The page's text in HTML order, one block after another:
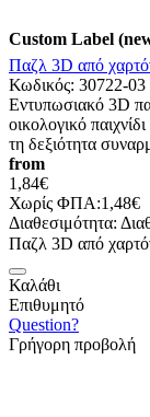
Custom Label
Παζλ 3D από
Κωδικός: 30722-03
Εντυπωσιακό 3D
οικολογικό
τη δεξιότητα
from
1,84€
Χωρίς ΦΠΑ:1,48€
Διαθεσιμότητα:
Παζλ 3D από
Καλάθι
Επιθυμητό
Question?
Γρήγορη προβολή